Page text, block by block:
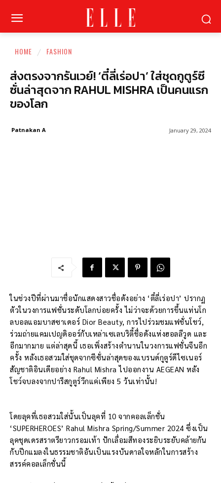
HOME FASHION
ส่งตรงจากรันเวย์! ‘ตี๋ลี่เร่อปา’ ใส่ชุดกูตูร์ซี
ซั่นล่าสุดจาก RAHUL MISHRA เป็นคนแรก
ของโลก
January 29, 2024
Patnakan A
ในช่วงปีที่ผ่านมาชื่อนักแสดงสาวชื่อดังอย่าง ‘ตี๋ลี่เร่อปา’ ปรากฏ
ตัวในวงการแฟชั่นระดับโลกบ่อยครั้ง ไม่ว่าจะด้วยการขึ้นแท่นโก
ลบอลแอมบาสซาเดอร์ Dior Beauty, การไปร่วมชมแฟชั่นโชว์,
ร่วมถ่ายแคมเปญดิออร์กับเหล่าเซเลบริตี้ชื่อดังแห่งฮอลลีวูด และ
อีกมากมาย แต่ล่าสุดนี้ เธอเพิ่งสร้างตำนานในวงการแฟชั่นจีนอีก
ครั้ง หลังเธอสวมใส่ชุดจากซีซั่นล่าสุดของแบรนด์กูตูร์ดีไซเนอร์
สัญชาติอินเดียอย่าง Rahul Mishra ไปออกงาน AEGEAN หลัง
โชว์จบลงจากปารีสกูตูร์วีกแค่เพียง 5 วันเท่านั้น!
โดยลุคที่เธอสวมใส่นั้นเป็นลุคที่ 10 จากคอลเล็กชั่น
‘SUPERHEROES’ Rahul Mishra Spring/Summer 2024 ซึ่งเป็น
ลุคชุดเดรสราตรียาวกรอมเท้า ปักเลื่อมสีทองระยิบระยับคล้ายกัน
กับปีกแมลงในธรรมชาติอันเป็นแรงบันดาลใจหลักในการสร้าง
สรรค์คอลเล็กชั่นนี้